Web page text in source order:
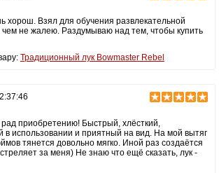
хорош. Взял для обучения развлекательной
чем не жалею. Раздумываю над тем, чтобы купить
Традиционный лук Bowmaster Rebel
приобретению! Быстрый, хлёсткий,
в использовании и приятный на вид. На мой вытяг
тянется довольно мягко. Иной раз создаётся
за меня) Не знаю что ещё сказать, лук -